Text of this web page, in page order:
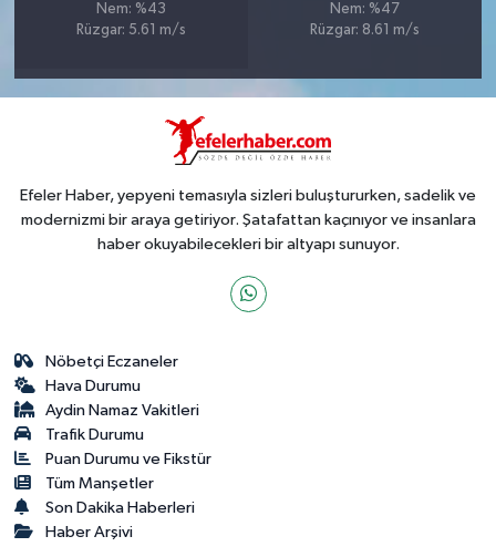
Nem: %43
Rüzgar: 5.61 m/s
Nem: %47
Rüzgar: 8.61 m/s
Efeler Haber, yepyeni temasıyla sizleri buluştururken, sadelik ve
modernizmi bir araya getiriyor. Şatafattan kaçınıyor ve insanlara
haber okuyabilecekleri bir altyapı sunuyor.
Nöbetçi Eczaneler
Hava Durumu
Aydin Namaz Vakitleri
Trafik Durumu
Puan Durumu ve Fikstür
Tüm Manşetler
Son Dakika Haberleri
Haber Arşivi